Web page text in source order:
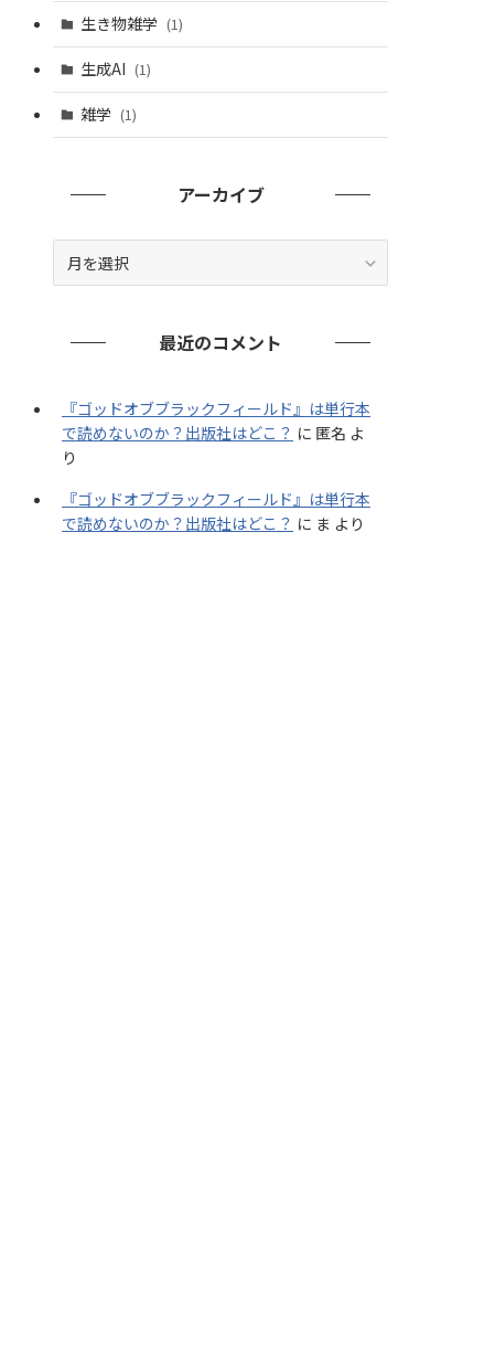
(20)
生き物雑学 (1)
生成AI (1)
雑学 (1)
アーカイブ
最近のコメント
『ゴッドオブブラックフィールド』は単行本
で読めないのか？出版社はどこ？ に 匿名 よ
り
『ゴッドオブブラックフィールド』は単行本
で読めないのか？出版社はどこ？ に ま より